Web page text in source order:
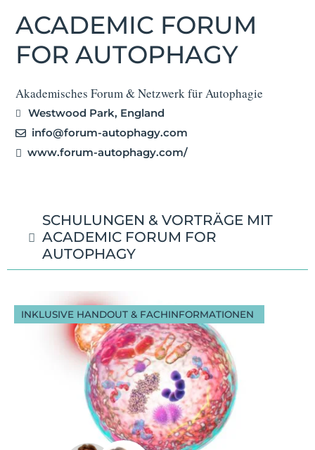
ACADEMIC FORUM
FOR AUTOPHAGY
Akademisches Forum & Netzwerk für Autophagie
Westwood Park, England
info@forum-autophagy.com
www.forum-autophagy.com/
SCHULUNGEN & VORTRÄGE MIT
ACADEMIC FORUM FOR
AUTOPHAGY
INKLUSIVE HANDOUT & FACHINFORMATIONEN